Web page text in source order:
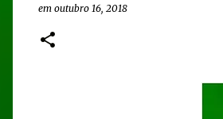
em outubro 16, 2018